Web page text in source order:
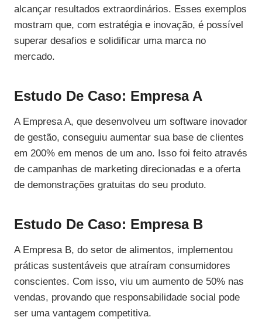
alcançar resultados extraordinários. Esses exemplos
mostram que, com estratégia e inovação, é possível
superar desafios e solidificar uma marca no
mercado.
Estudo De Caso: Empresa A
A Empresa A, que desenvolveu um software inovador
de gestão, conseguiu aumentar sua base de clientes
em 200% em menos de um ano. Isso foi feito através
de campanhas de marketing direcionadas e a oferta
de demonstrações gratuitas do seu produto.
Estudo De Caso: Empresa B
A Empresa B, do setor de alimentos, implementou
práticas sustentáveis que atraíram consumidores
conscientes. Com isso, viu um aumento de 50% nas
vendas, provando que responsabilidade social pode
ser uma vantagem competitiva.